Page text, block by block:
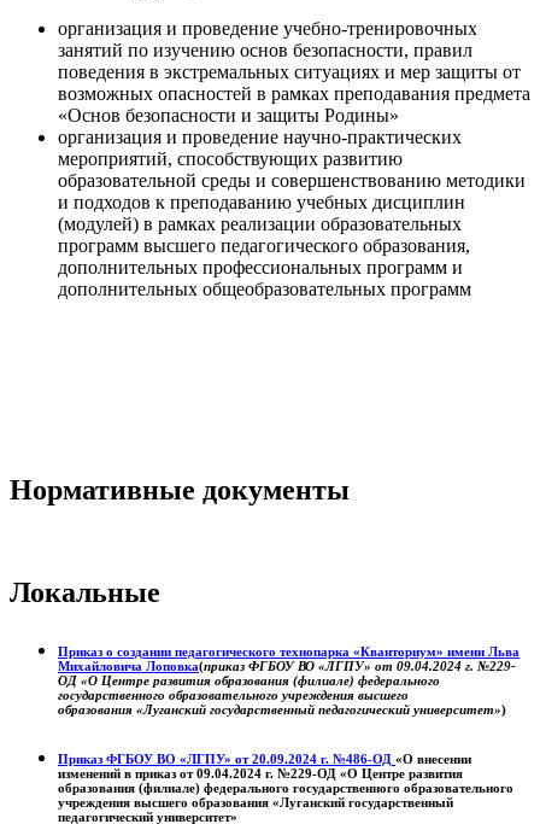
организация и проведение учебно-тренировочных
занятий по изучению основ безопасности, правил
поведения в экстремальных ситуациях и мер защиты от
возможных опасностей в рамках преподавания предмета
«Основ безопасности и защиты Родины»
организация и проведение научно-практических
мероприятий, способствующих развитию
образовательной среды и совершенствованию методики
и подходов к преподаванию учебных дисциплин
(модулей) в рамках реализации образовательных
программ высшего педагогического образования,
дополнительных профессиональных программ и
дополнительных общеобразовательных программ
Нормативные документы
Локальные
Приказ о создании педагогического технопарка «Кванториум» имени Льва
Михайловича Лоповка(приказ ФГБОУ ВО «ЛГПУ» от 09.04.2024 г. №229-
ОД «О Центре развития образования (филиале) федерального
государственного образовательного учреждения высшего
образования «Луганский государственный педагогический университет»)
Приказ ФГБОУ ВО «ЛГПУ» от 20.09.2024 г. №486-ОД «О внесении
изменений в приказ от 09.04.2024 г. №229-ОД «О Центре развития
образования (филиале) федерального государственного образовательного
учреждения высшего образования «Луганский государственный
педагогический университет»